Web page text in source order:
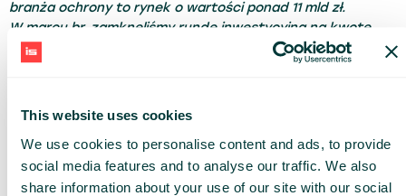
This website uses cookies
We use cookies to personalise content and ads, to provide
social media features and to analyse our traffic. We also
share information about your use of our site with our social
branża ochrony to rynek o wartości ponad 11 mld zł.
W marcu br. zamknęliśmy rundę inwestycyjną na kwotę
niemal 5 mln złotych. Do połowy 2024 roku mamy
zaplanowanych 20 wdrożeń dedykowanej
świadczenia dronowych usług w modelu subskrypcyjnym.
4 mld zł. W związku z tym kolejny rok zapowiada się bardzo
rozwojowo”- stwierdził Wojciech Stawiarski, CEO
REAKTO.